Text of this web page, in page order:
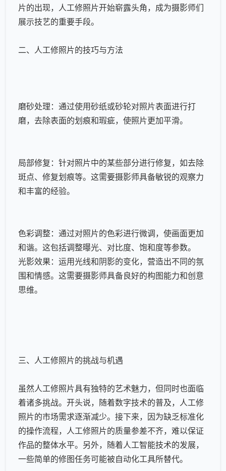
片的出现，人工修照片开始崭露头角，成为摄影师们
展示技艺的重要手段。
二、人工修照片的技巧与方法
磨砂处理：通过使用砂纸或砂轮对照片表面进行打
磨，去除表面的划痕和瑕疵，使照片更加平滑。
局部修复：针对照片中的某些部分进行修复，如去除
斑点、修复划痕等。这需要摄影师具备敏锐的观察力
和丰富的经验。
色彩调整：通过对照片的色彩进行微调，使画面更加
和谐。这包括调整曝光、对比度、饱和度等参数。
光影效果：运用光线和阴影的变化，营造出不同的氛
围和情感。这需要摄影师具备良好的构图能力和创意
思维。
三、人工修照片的挑战与机遇
虽然人工修照片具有独特的艺术魅力，但同时也面临
着诸多挑战。开头说，随着数字技术的普及，人工修
照片的市场需求逐渐减少。接下来，因为缺乏标准化
的操作流程，人工修照片的质量参差不齐，难以保证
作品的整体水平。另外，随着人工智能技术的发展，
一些简单的修图任务可能被自动化工具所替代。